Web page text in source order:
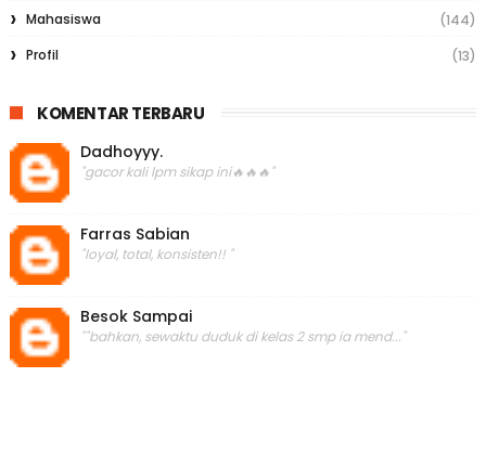
Mahasiswa
(144)
Profil
(13)
KOMENTAR TERBARU
Dadhoyyy.
"gacor kali lpm sikap ini🔥🔥🔥"
Farras Sabian
"loyal, total, konsisten!! "
Besok Sampai
""bahkan, sewaktu duduk di kelas 2 smp ia mend..."